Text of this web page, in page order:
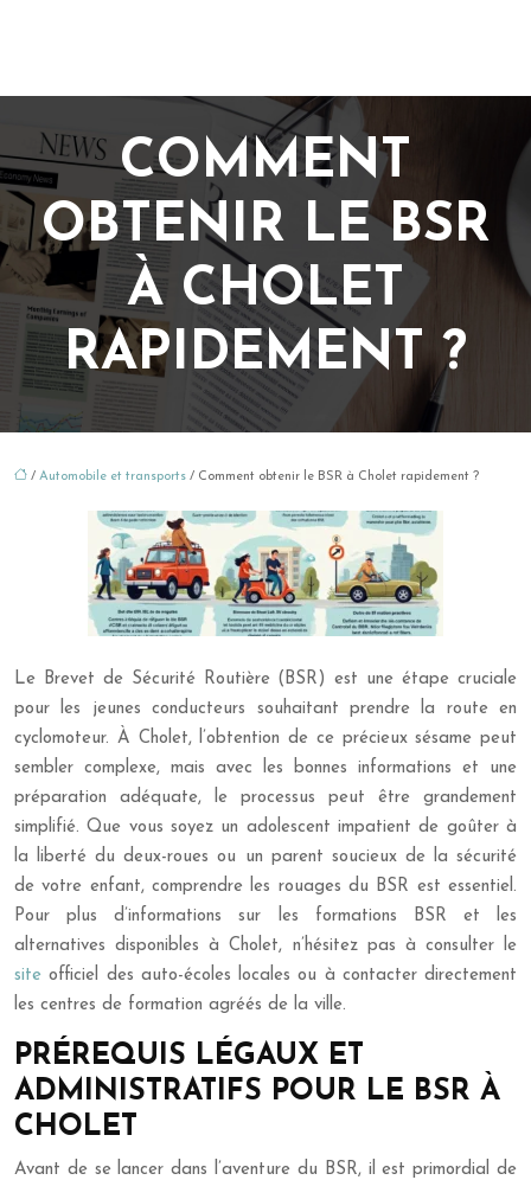
COMMENT
OBTENIR LE BSR
À CHOLET
RAPIDEMENT ?
/ Automobile et transports / Comment obtenir le BSR à Cholet rapidement ?
Le Brevet de Sécurité Routière (BSR) est une étape cruciale
pour les jeunes conducteurs souhaitant prendre la route en
cyclomoteur. À Cholet, l’obtention de ce précieux sésame peut
sembler complexe, mais avec les bonnes informations et une
préparation adéquate, le processus peut être grandement
simplifié. Que vous soyez un adolescent impatient de goûter à
la liberté du deux-roues ou un parent soucieux de la sécurité
de votre enfant, comprendre les rouages du BSR est essentiel.
Pour plus d’informations sur les formations BSR et les
alternatives disponibles à Cholet, n’hésitez pas à consulter le
siteofficiel des auto-écoles locales ou à contacter directement
les centres de formation agréés de la ville.
PRÉREQUIS LÉGAUX ET
ADMINISTRATIFS POUR LE BSR À
CHOLET
Avant de se lancer dans l’aventure du BSR, il est primordial de